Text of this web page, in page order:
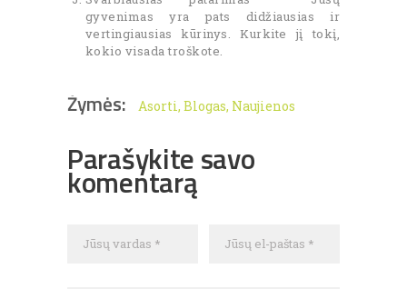
gyvenimas yra pats didžiausias ir
vertingiausias kūrinys. Kurkite jį tokį,
kokio visada troškote.
Žymės: Asorti, Blogas, Naujienos
Parašykite savo
komentarą